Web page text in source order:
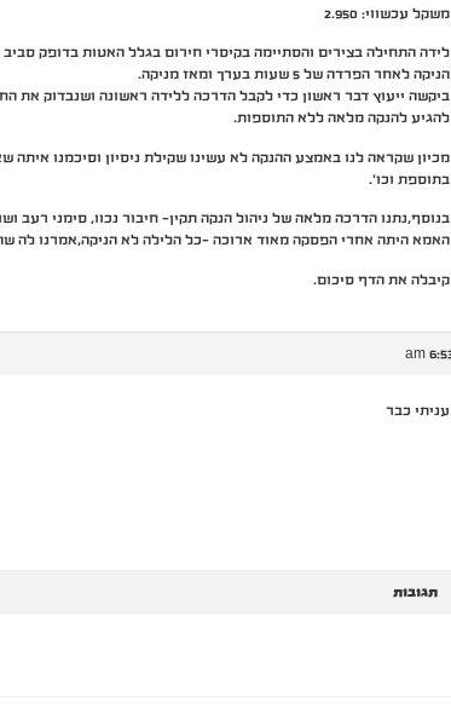
משקל עכשווי: 2.950
לידה התחילה בצירים והסתיימה בקיסרי חירום בגלל האטות בדופק סביב
הניקה לאחר הפרדה של 5 שעות בערך ומאז מניקה.
ביקשה ייעוץ דבר ראשון כדי לקבל הדרכה ללידה ראשונה ושנבדוק את
להגיע להנקה מלאה ללא התוספות.
מכיון שקראה לנו באמצע ההנקה לא עשינו שקילת ניסיון וסיכמנו
בתוספת וכו'.
בנוסף,נתנו הדרכה מלאה של ניהול הנקה תקין- חיבור נכוו, סימני רעב
האמא היתה אחרי הפסקה מאוד ארוכה -כל הלילה לא הניקה,אמרנו לה שהפסקה
קיבלה את הדף סיכום.
עניתי כבר
תגובות